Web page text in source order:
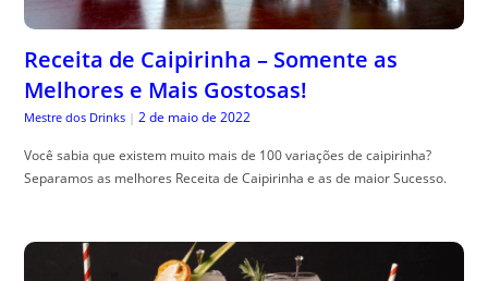
Receita de Caipirinha – Somente as
Melhores e Mais Gostosas!
Mestre dos Drinks | 2 de maio de 2022
Você sabia que existem muito mais de 100 variações de caipirinha?
Separamos as melhores Receita de Caipirinha e as de maior Sucesso.